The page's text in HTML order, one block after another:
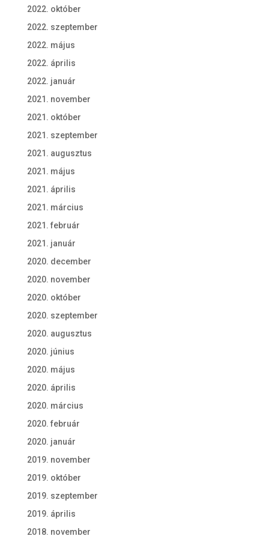
2022. október
2022. szeptember
2022. május
2022. április
2022. január
2021. november
2021. október
2021. szeptember
2021. augusztus
2021. május
2021. április
2021. március
2021. február
2021. január
2020. december
2020. november
2020. október
2020. szeptember
2020. augusztus
2020. június
2020. május
2020. április
2020. március
2020. február
2020. január
2019. november
2019. október
2019. szeptember
2019. április
2018. november